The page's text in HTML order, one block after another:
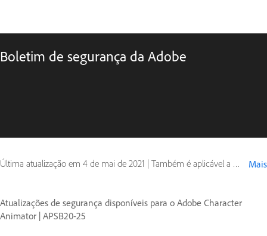
Boletim de segurança da Adobe
Última atualização em 4 de mai de 2021 | Também é aplicável a Digital Editions Mais
Atualizações de segurança disponíveis para o Adobe Character
Animator | APSB20-25